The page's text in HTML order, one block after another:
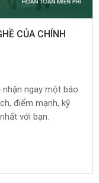
CỦA CHÍNH
ngay một báo
điểm mạnh, kỹ
với bạn.